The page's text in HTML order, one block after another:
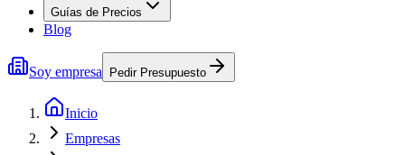
Guías de Precios
Blog
Soy empresa Pedir Presupuesto
Inicio
Empresas